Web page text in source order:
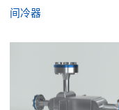
间冷器